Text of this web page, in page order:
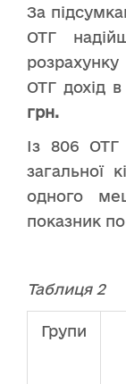
За
ОТГ
ОТГ дохід
грн.
Із 806
загальної
одного
показник по
Таблиця 2
Групи